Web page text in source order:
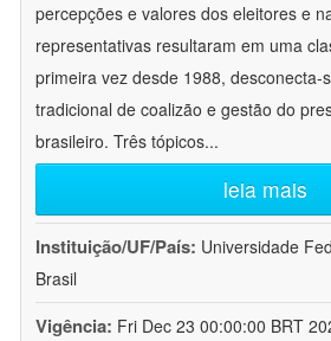
percepções e valores dos eleitores e
representativas resultaram em uma
primeira vez desde 1988, desconecta-
tradicional de coalizão e gestão do
brasileiro. Três tópicos...
leia mais
Instituição/UF/País: Universidade
Brasil
Vigência: Fri Dec 23 00:00:00 BRT